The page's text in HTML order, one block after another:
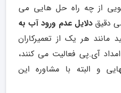
از چه راه حل هایی می
دقیقدلایل عدم ورود آب به
مانند هر یک از تعمیرکاران
آی.پی فعالیت می کنند،
و البته با مشاوره این